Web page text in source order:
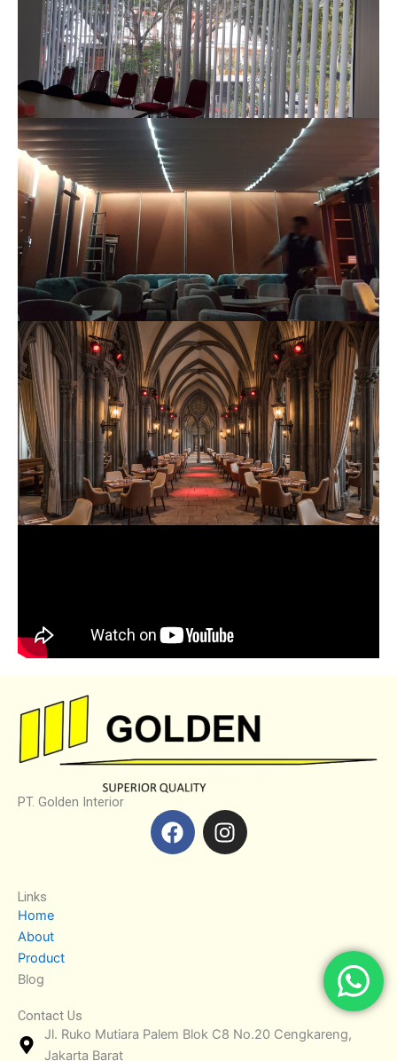
PT. Golden Interior
F
a
I
n
Links
Home
About
Product
Blog
Contact Us
Jl. Ruko Mutiara Palem Blok C8 No.20 Cengkareng,
Jakarta Barat